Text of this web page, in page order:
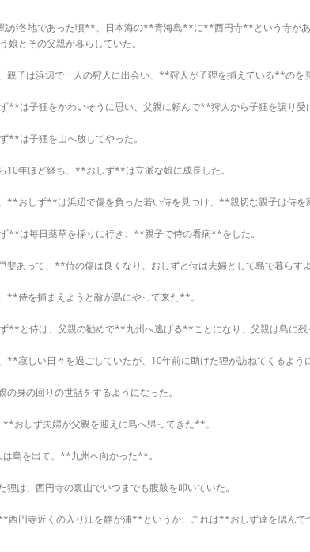
が各地であった頃**、日本海の**青海島**に**西円寺**という寺が
娘とその父親が暮らしていた。
親子は浜辺で一人の狩人に出会い、**狩人が子狸を捕えている**のを見
**は子狸をかわいそうに思い、父親に頼んで**狩人から子狸を譲り受
**は子狸を山へ放してやった。
10年ほど経ち、**おしず**は立派な娘に成長した。
**おしず**は浜辺で傷を負った若い侍を見つけ、**親切な親子は侍を
**は毎日薬草を採りに行き、**親子で侍の看病**をした。
斐あって、**侍の傷は良くなり、おしずと侍は夫婦として島で暮らす
**侍を捕まえようと敵が島にやって来た**。
**と侍は、父親の勧めで**九州へ逃げる**ことになり、父親は島に残
**寂しい日々を過ごしていたが、10年前に助けた狸が訪ねてくるよう
の身の回りの世話をするようになった。
**おしず夫婦が父親を迎えに島へ帰ってきた**。
は島を出て、**九州へ向かった**。
狸は、西円寺の裏山でいつまでも腹鼓を叩いていた。
西円寺近くの入り江を静が浦**というが、これは**おしず達を偲ん